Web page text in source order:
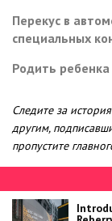
Перекус в
специальных
Родить ребенка
Следите за
другим,
пропустите